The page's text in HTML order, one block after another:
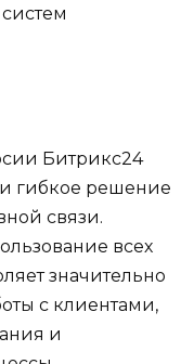
Битрикс24
гибкое решение
связи.
всех
значительно
с клиентами,
и